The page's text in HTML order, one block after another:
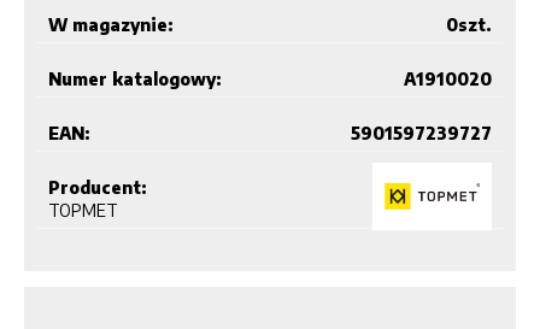
W magazynie: szt.
0
Numer katalogowy: A1910020
EAN: 5901597239727
Producent:
TOPMET